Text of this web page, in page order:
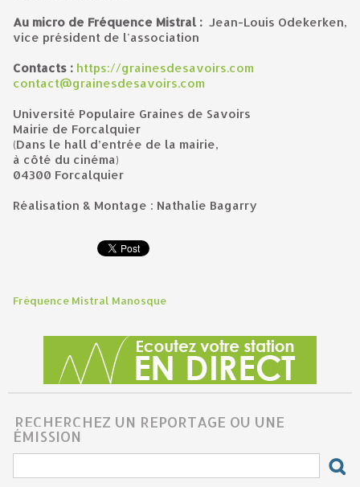
Au micro de Fréquence Mistral : Jean-Louis Odekerken,
vice président de l'association
Contacts : https://grainesdesavoirs.com
contact@grainesdesavoirs.com
Université Populaire Graines de Savoirs
Mairie de Forcalquier
(Dans le hall d’entrée de la mairie,
à côté du cinéma)
04300 Forcalquier
Réalisation & Montage : Nathalie Bagarry
Fréquence Mistral Manosque
RECHERCHEZ UN REPORTAGE OU UNE
ÉMISSION